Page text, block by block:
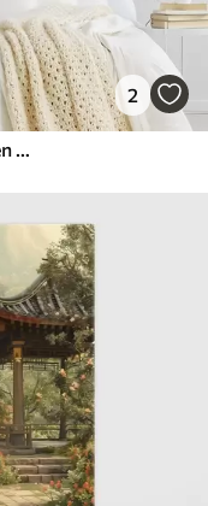
2
Hermoso paisaje japonés con cerezo en flor y casa en el lago